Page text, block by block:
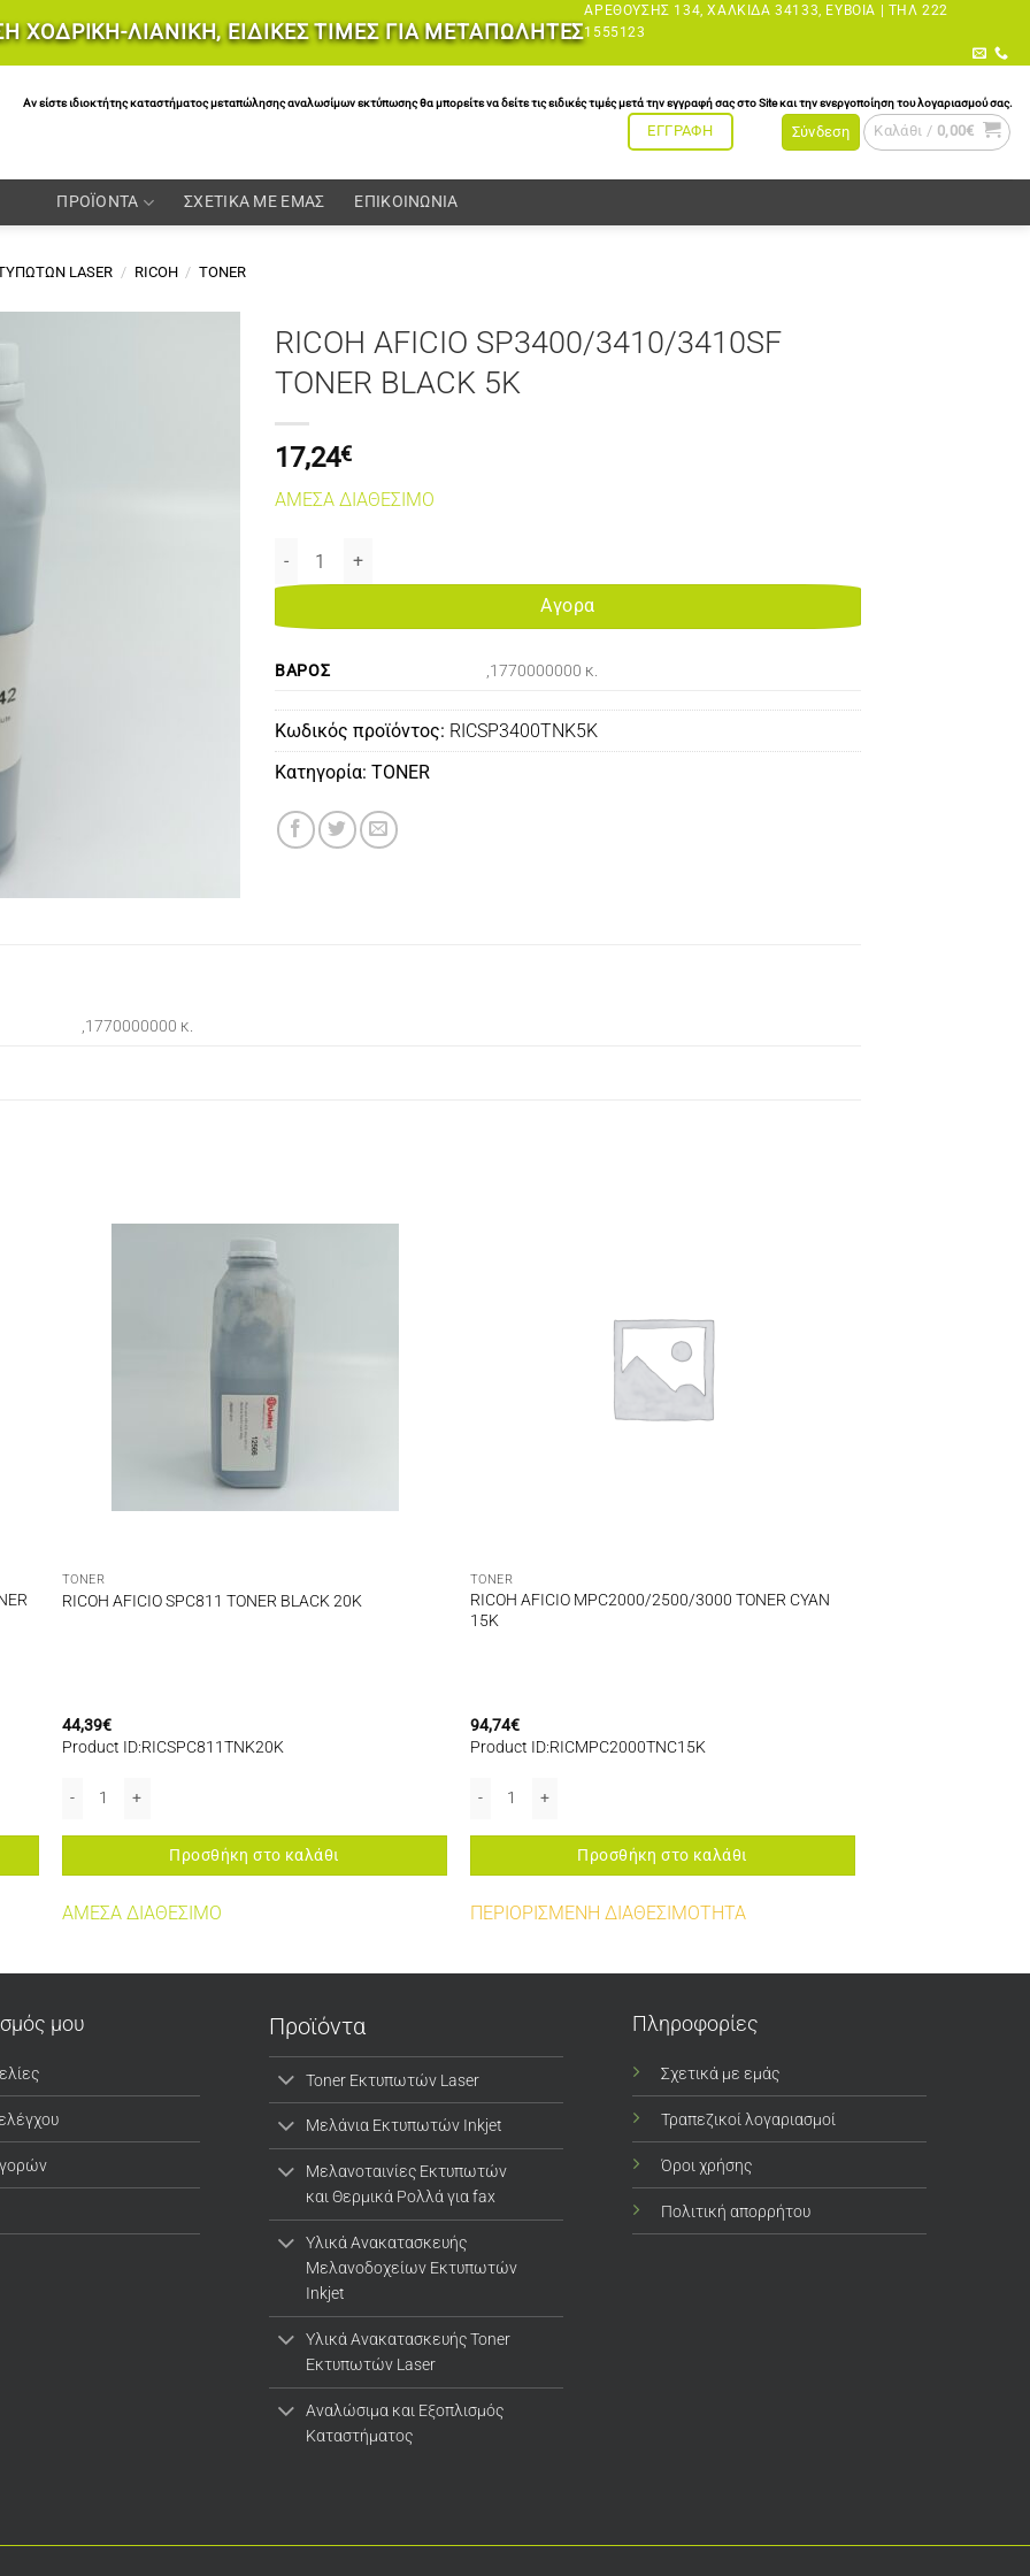
ΧΟΔΡΙΚΗ-ΛΙΑΝΙΚΗ, ΕΙΔΙΚΕΣ ΤΙΜΕΣ ΓΙΑ ΜΕΤΑΠΩΛΗΤΕΣ
ΑΡΕΘΟΎΣΗΣ 134, ΧΑΛΚΊΔΑ 34133, ΕΎΒΟΙΑ | ΤΗΛ 222
1555123
Αν είστε ιδιοκτήτης καταστήματος μεταπώλησης αναλωσίμων εκτύπωσης θα μπορείτε να δείτε τις ειδικές τιμές μετά την εγγραφή σας στο Site και την ενεργοποίηση του λογαριασμού σας.
ΕΓΓΡΑΦΗ Σύνδεση Καλάθι / 0,00€
ΠΡΟΪΟΝΤΑ ΣΧΕΤΙΚΑ ΜΕ ΕΜΑΣ ΕΠΙΚΟΙΝΩΝΙΑ
LASER / RICOH / TONER
RICOH AFICIO SP3400/3410/3410SF
TONER BLACK 5K
17,24€
ΑΜΕΣΑ ΔΙΑΘΕΣΙΜΟ
RICOH AFICIO SP3400/3410/3410SF TONER BLACK 5K ποσότητα
Αγορα
ΒΆΡΟΣ ,1770000000 κ.
Κωδικός προϊόντος: RICSP3400TNK5K
Κατηγορία: TONER
,1770000000 κ.
TONER
RICOH AFICIO SPC811 TONER BLACK 20K
44,39€
Product ID:RICSPC811TNK20K
Προσθήκη στο καλάθι
ΑΜΕΣΑ ΔΙΑΘΕΣΙΜΟ
TONER
RICOH AFICIO MPC2000/2500/3000 TONER CYAN
15K
94,74€
Product ID:RICMPC2000TNC15K
Προσθήκη στο καλάθι
ΠΕΡΙΟΡΙΣΜΕΝΗ ΔΙΑΘΕΣΙΜΟΤΗΤΑ
μου Προϊόντα
Toner Εκτυπωτών Laser
Μελάνια Εκτυπωτών Inkjet
Μελανοταινίες Εκτυπωτών
και Θερμικά Ρολλά για fax
Υλικά Ανακατασκευής
Μελανοδοχείων Εκτυπωτών
Inkjet
Υλικά Ανακατασκευής Toner
Εκτυπωτών Laser
Αναλώσιμα και Εξοπλισμός
Καταστήματος
Πληροφορίες
Σχετικά με εμάς
Τραπεζικοί λογαριασμοί
Όροι χρήσης
Πολιτική απορρήτου